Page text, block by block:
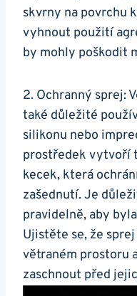
skvrny na povrchu
vyhnout použití
by mohly poškodit
2. Ochranný sprej:
také⁤ důležité
silikonu nebo
prostředek vytvoří
kecek,​ která
zašednutí. ​Je
pravidelně, aby
Ujistěte se, že
větraném prostoru
zaschnout⁤ před